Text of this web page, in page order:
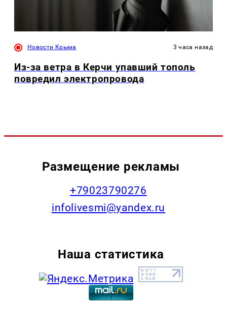
Новости Крыма 3 часа назад
Из-за ветра в Керчи упавший тополь
повредил электропровода
Размещение рекламы
+79023790276
infolivesmi@yandex.ru
Наша статистика